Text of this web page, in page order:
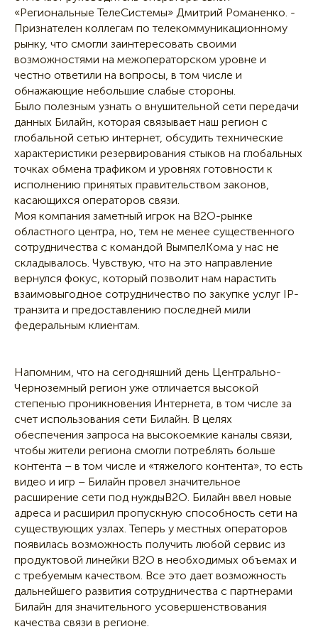
«Региональные ТелеСистемы» Дмитрий Романенко. -
Признателен коллегам по телекоммуникационному
рынку, что смогли заинтересовать своими
возможностями на межоператорском уровне и
честно ответили на вопросы, в том числе и
обнажающие небольшие слабые стороны.
Было полезным узнать о внушительной сети передачи
данных Билайн, которая связывает наш регион с
глобальной сетью интернет, обсудить технические
характеристики резервирования стыков на глобальных
точках обмена трафиком и уровнях готовности к
исполнению принятых правительством законов,
касающихся операторов связи.
Моя компания заметный игрок на B2O-рынке
областного центра, но, тем не менее существенного
сотрудничества с командой ВымпелКома у нас не
складывалось. Чувствую, что на это направление
вернулся фокус, который позволит нам нарастить
взаимовыгодное сотрудничество по закупке услуг IP-
транзита и предоставлению последней мили
федеральным клиентам.
Напомним, что на сегодняшний день Центрально-
Черноземный регион уже отличается высокой
степенью проникновения Интернета, в том числе за
счет использования сети Билайн. В целях
обеспечения запроса на высокоемкие каналы связи,
чтобы жители региона смогли потреблять больше
контента – в том числе и «тяжелого контента», то есть
видео и игр – Билайн провел значительное
расширение сети под нуждыB2O. Билайн ввел новые
адреса и расширил пропускную способность сети на
существующих узлах. Теперь у местных операторов
появилась возможность получить любой сервис из
продуктовой линейки В2О в необходимых объемах и
с требуемым качеством. Все это дает возможность
дальнейшего развития сотрудничества с партнерами
Билайн для значительного усовершенствования
качества связи в регионе.